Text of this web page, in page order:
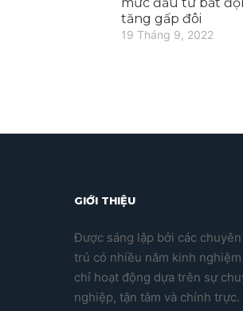
tăng gấp đôi
19 Tháng 9, 2022
GIỚI THIỆU
Được sáng lập bởi các
trú có nhiều năm kinh
chỉ hoạt động dựa trên sự
nghiệp, tận tâm và chính trực.